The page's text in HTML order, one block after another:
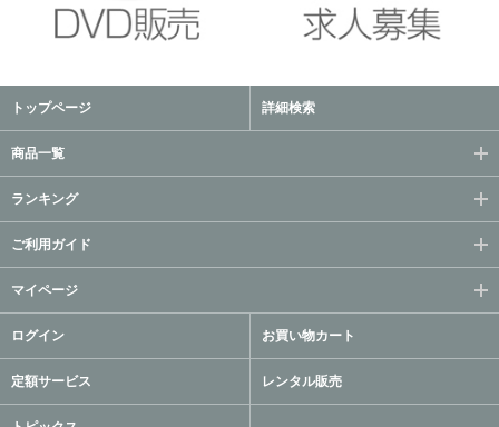
トップページ 詳細検索
商品一覧
ランキング
ご利用ガイド
マイページ
ログイン お買い物カート
定額サービス レンタル販売